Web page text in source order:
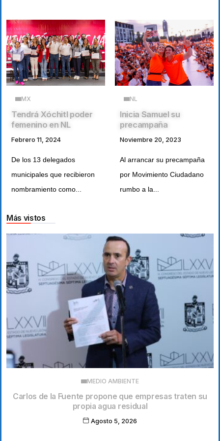
MX
Tendrá Xóchitl poder
femenino en NL
Febrero 11, 2024
De los 13 delegados
municipales que recibieron
nombramiento como...
NL
Inicia Samuel su
precampaña
Noviembre 20, 2023
Al arrancar su precampaña
por Movimiento Ciudadano
rumbo a la...
Más vistos
MEDIO AMBIENTE
Carlos de la Fuente propone que empresas traten su
propia agua residual
Agosto 5, 2026